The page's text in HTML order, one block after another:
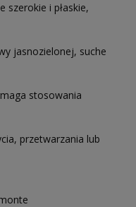
szerokie i płaskie,
jasnozielonej, suche
stosowania
przetwarzania lub